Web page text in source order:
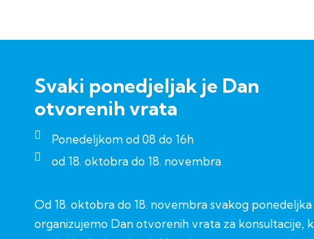
Svaki ponedjeljak je Dan
otvorenih vrata
Ponedeljkom od 08 do 16h
od 18. oktobra do 18. novembra
Od 18. oktobra do 18. novembra svakog ponedeljka
organizujemo Dan otvorenih vrata za konsultacije,